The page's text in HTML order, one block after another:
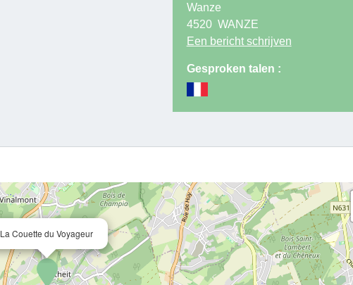
Wanze
4520 WANZE
Een bericht schrijven
Gesproken talen :
La Couette du Voyageur